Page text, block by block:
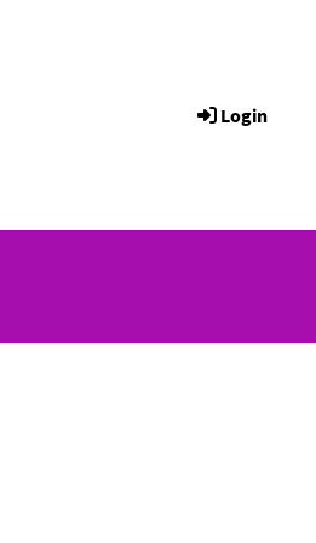
Login